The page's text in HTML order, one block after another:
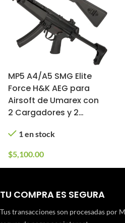
MP5 A4/A5 SMG Elite
Force H&K AEG para
Airsoft de Umarex con
2 Cargadores y 2
1 en stock
$5,100.00
TU COMPRA ES SEGURA
Tus transacciones son procesadas por